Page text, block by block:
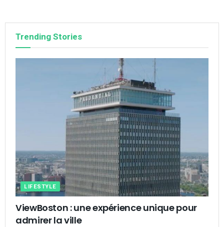
Trending Stories
LIFESTYLE
ViewBoston : une expérience unique pour
admirer la ville